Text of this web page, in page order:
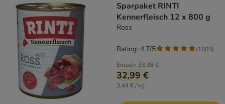
Sparpaket RINTI
Kennerfleisch 12 x 800 g
Ross
Einzeln 33,38 €
32,99 €
3,44 € / kg
Rating: 4.7/5 (1805)